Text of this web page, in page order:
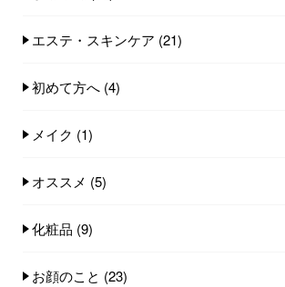
エステ・スキンケア (21)
初めて方へ (4)
メイク (1)
オススメ (5)
化粧品 (9)
お顔のこと (23)